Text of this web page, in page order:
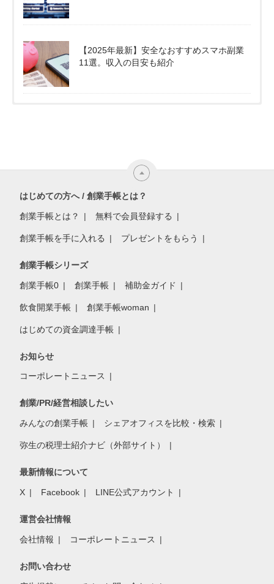
【2025年最新】安全なおすすめスマホ副業
11選。収入の目安も紹介
はじめての方へ / 創業手帳とは？
創業手帳とは？ 無料で会員登録する
創業手帳を手に入れる プレゼントをもらう
創業手帳シリーズ
創業手帳0 創業手帳 補助金ガイド
飲食開業手帳 創業手帳woman
はじめての資金調達手帳
お知らせ
コーポレートニュース
創業/PR/経営相談したい
みんなの創業手帳 シェアオフィスを比較・検索
弥生の税理士紹介ナビ（外部サイト）
最新情報について
X Facebook LINE公式アカウント
運営会社情報
会社情報 コーポレートニュース
お問い合わせ